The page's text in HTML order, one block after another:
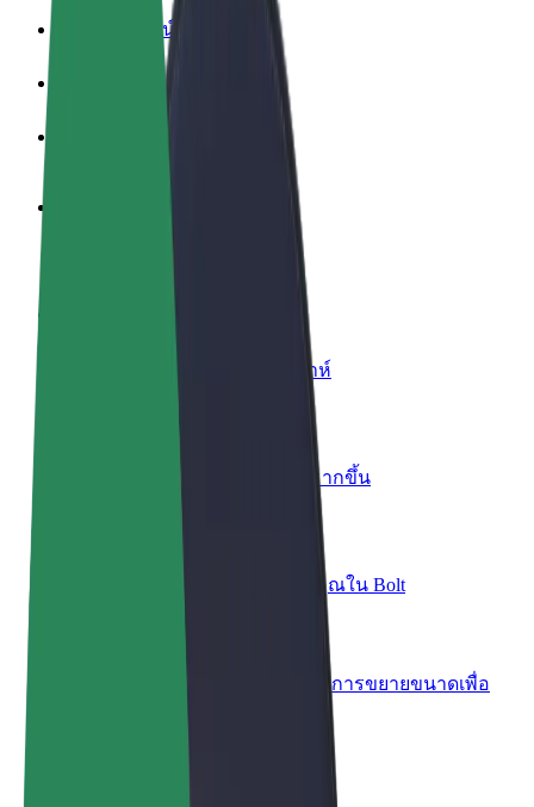
สิทธิประโยชน์
สมัครเป็นคนส่งพัสดุ
ส่งอาหารและรับรายได้ทุกสัปดาห์
เพิ่มรายได้ด้วยการเข้าถึงลูกค้ามากขึ้น
เพิ่มรายได้ด้วยการเพิ่มฟลีทของคุณใน Bolt
ผลิตภัณฑ์และบริการของ Bolt ที่มีการขยายขนาดเพื่อ